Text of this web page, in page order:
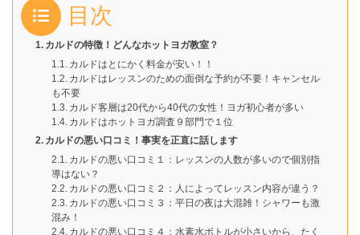
目次
カルドの特徴！どんなホットヨガ教室？
カルドはとにかく料金が安い！！
カルドはレッスンのための面倒な予約が不要！キャンセル
も不要
カルド客層は20代から40代の女性！ヨガ初心者が多い
カルドはホットヨガ調査９部門で１位
カルドの悪い口コミ！事実を正直に話します
カルドの悪い口コミ１：レッスンの人数が多いので個別指
導はない？
カルドの悪い口コミ２：人によってレッスン内容が違う？
カルドの悪い口コミ３：平日の夜は大混雑！シャワーも激
混み！
カルドの悪い口コミ４：水素水ボトルが小さいから、たく